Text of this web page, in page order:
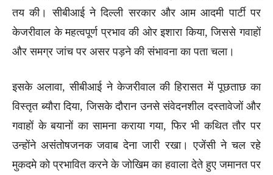
तय की। सीबीआई ने दिल्ली सरकार और आम आदमी पार्टी पर
केजरीवाल के महत्वपूर्ण प्रभाव की ओर इशारा किया, जिससे गवाहों
और समग्र जांच पर असर पड़ने की संभावना का पता चला।
इसके अलावा, सीबीआई ने केजरीवाल की हिरासत में पूछताछ का
विस्तृत ब्यौरा दिया, जिसके दौरान उनसे संवेदनशील दस्तावेजों और
गवाहों के बयानों का सामना कराया गया, फिर भी कथित तौर पर
उन्होंने असंतोषजनक जवाब देना जारी रखा। एजेंसी ने चल रहे
मुकदमे को प्रभावित करने के जोखिम का हवाला देते हुए जमानत पर